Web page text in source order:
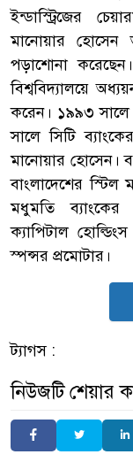
ইন্ডাস্ট্রিজের
মানোয়ার হোসেন
পড়াশোনা করেছেন।
বিশ্ববিদ্যালয়ে
করেন। ১৯৯৩ সালে
সালে সিটি
মানোয়ার হোসেন।
বাংলাদেশের স্টিল
মধুমতি ব্যাংকের
ক্যাপিটাল
স্পন্সর প্রমোটার।
ট্যাগস :
নিউজটি শেয়ার